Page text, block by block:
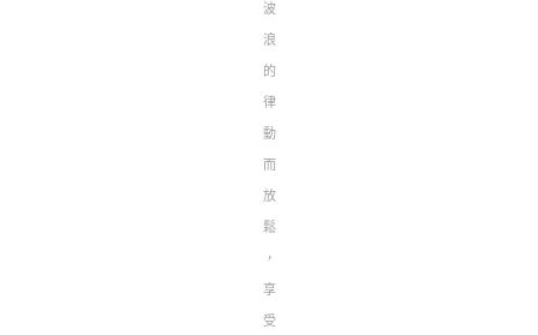
波
浪
的
律
動
而
放
鬆
，
享
受